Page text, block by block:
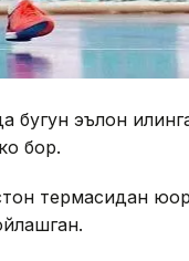
бугун эълон
бор.
термасидан